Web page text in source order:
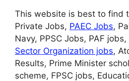
This website is best to find
Private Jobs, PAEC Jobs,
Navy, PPSC Jobs, PAF
Sector Organization jobs,
Results, Prime Minister
scheme, FPSC jobs,